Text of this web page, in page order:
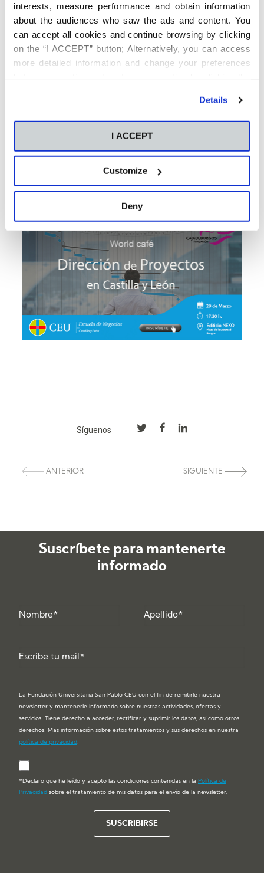
interests, measure performance and obtain information
about the audiences who saw the ads and content. You
can accept all cookies and continue browsing by clicking
on the “I ACCEPT” button; Alternatively, you can access
more detailed information and change your preferences
Details
I ACCEPT
Customize
Deny
El rol delDIRECTOR de PROYECTOS : Demanda de
Gestión delTALENTO
y fuga de profesionales de
Contamos contigo y con tu aportación para que esta Jornada
sea interesante y enriquecedora para todos.
Y además, te invitamos al café.
Síguenos
ANTERIOR SIGUIENTE
Suscríbete para mantenerte
informado
La Fundación Universitaria San Pablo CEU con el fin de remitirle nuestra
newsletter y mantenerle informado sobre nuestras actividades, ofertas y
servicios. Tiene derecho a acceder, rectificar y suprimir los datos, así como otros
derechos. Más información sobre estos tratamientos y sus derechos en nuestra
política de privacidad.
*Declaro que he leído y acepto las condiciones contenidas en la Política de
Privacidad sobre el tratamiento de mis datos para el envío de la newsletter.